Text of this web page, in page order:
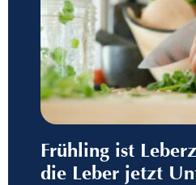
Frühling ist
die Leber jetzt